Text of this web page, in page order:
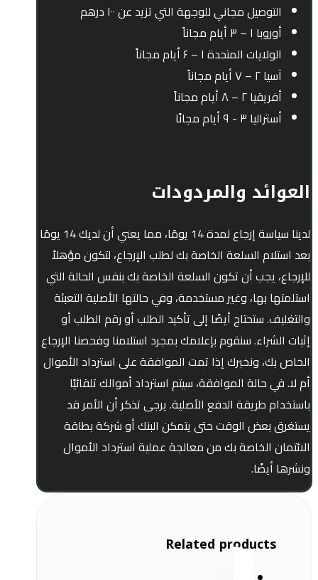
التوصيل مجاني للوجهة التي تزيد عن ۱۰۰ درهم
أوروبا ۱ – ۳ أيام مجاناً
الولايات المتحدة ۱ – ۶ أيام مجاناً
آسيا ۲ – ۷ أيام مجاناً
أفريقيا ۲ – ۸ أيام مجاناً
أستراليا ۳ - ۹ أيام مجانًا
العوائد والمردودات
لدينا سياسة إرجاع لمدة 14 يومًا، مما يعني أن لديك 14 يومًا
بعد استلام السلعة الخاصة بك لطلب الإرجاع، لتكون مؤهلاً
للإرجاع، يجب أن تكون السلعة الخاصة بك بنفس الحالة التي
استلمتها بها، وغير مستخدمة، وفي حالتها الأصلية التعبئة
والتغليف. ستحتاج أيضًا إلى تأكيد الطلب أو رقم الطلب أو
إثبات الشراء. سنقوم بإعلامك بمجرد استلامنا وفحصنا الإرجاع
الخاص بك، ونخبرك إذا تمت الموافقة على استرداد الأموال
أم لا. في حالة الموافقة، سيتم استرداد أموالك تلقائيًا
باستخدام طريقة الدفع الأصلية. يرجى تذكر أن الأمر قد
يستغرق بعض الوقت حتى يتمكن البنك أو شركة بطاقة
الائتمان الخاصة بك من معالجة عملية استرداد الأموال
ونشرها أيضًا.
Related products